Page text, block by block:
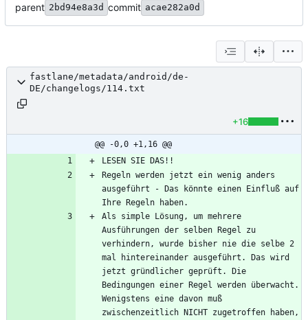
parent 2bd94e8a3d commit acae282a0d
fastlane/metadata/android/de-
DE/changelogs/114.txt
+16
@@ -0,0 +1,16 @@
Regeln werden jetzt ein wenig anders
ausgeführt - Das könnte einen Einfluß auf
Als simple Lösung, um mehrere
Ausführungen der selben Regel zu
verhindern, wurde bisher nie die selbe 2
mal hintereinander ausgeführt. Das wird
jetzt gründlicher geprüft. Die
Bedingungen einer Regel werden überwacht.
Wenigstens eine davon muß
zwischenzeitlich NICHT zugetroffen haben,